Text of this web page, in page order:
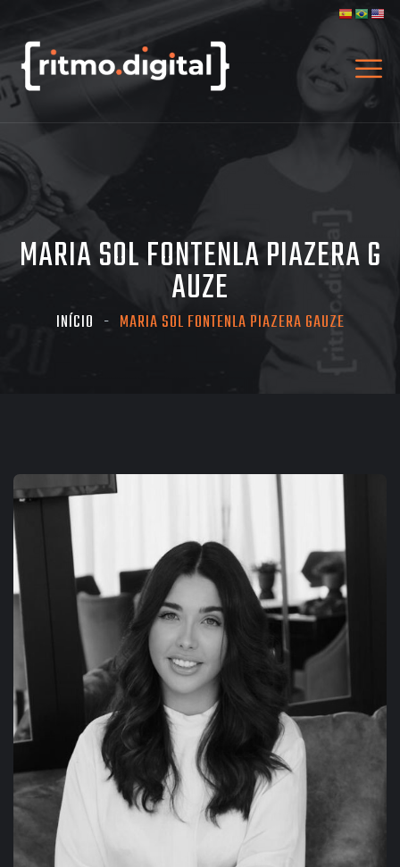
MARIA SOL FONTENLA PIAZERA G
AUZE
INÍCIO MARIA SOL FONTENLA PIAZERA GAUZE